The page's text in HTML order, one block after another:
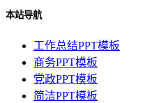
本站导航
工作总结PPT模板
商务PPT模板
党政PPT模板
简洁PPT模板